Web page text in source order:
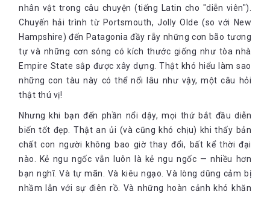
nhân vật trong câu chuyện (tiếng Latin cho "diễn viên").
Chuyến hải trình từ Portsmouth, Jolly Olde (so với New
Hampshire) đến Patagonia đầy rẫy những cơn bão tương
tự và những cơn sóng có kích thước giống như tòa nhà
Empire State sắp được xây dựng. Thật khó hiểu làm sao
những con tàu này có thể nổi lâu như vậy, một câu hỏi
thật thú vị!
Nhưng khi bạn đến phần nổi dậy, mọi thứ bắt đầu diễn
biến tốt đẹp. Thật an ủi (và cũng khó chịu) khi thấy bản
chất con người không bao giờ thay đổi, bất kể thời đại
nào. Kẻ ngu ngốc vẫn luôn là kẻ ngu ngốc — nhiều hơn
bạn nghĩ. Và tự mãn. Và kiêu ngạo. Và lòng dũng cảm bị
nhầm lẫn với sự điên rồ. Và những hoàn cảnh khó khăn